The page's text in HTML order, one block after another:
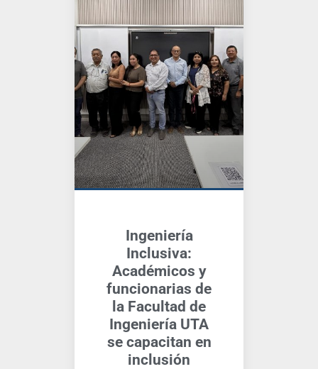
Ingeniería
Inclusiva:
Académicos y
funcionarias de
la Facultad de
Ingeniería UTA
se capacitan en
inclusión